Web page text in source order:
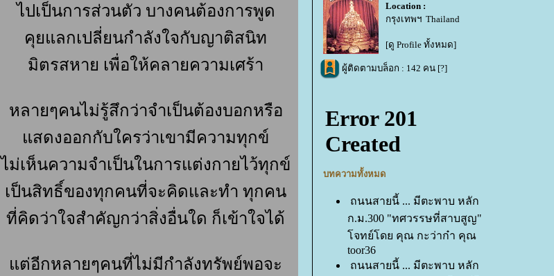
ไปเป็นการส่วนตัว บางคนต้องการพูด
คุยแลกเปลี่ยนกำลังใจกับญาติสนิท
มิตรสหาย เพื่อให้คลายความเศร้า
หลายๆคนไม่รู้สึกว่าจำเป็นต้องบอกหรือ
สดงออกกับใครว่าเขามีความทุกข์
ไม่เห็นความจำเป็นในการแต่งกายไว้ทุกข์
เป็นสิทธิ์ของทุกคนที่จะคิดและทำ ทุกคน
ที่คิดว่าใจสำคัญกว่าสิ่งอื่นใด ก็เข้าใจได้
ต่อีกหลายๆคนที่ไม่มีกำลังทรัพย์พอจะ
Location :
กรุงเทพฯ Thailand
[ดู Profile ทั้งหมด]
ผู้ติดตามบล็อก : 142 คน [?]
บทความทั้งหมด
ถนนสายนี้ ... มีตะพาบ หลัก
ก.ม.300 "ทศวรรษที่สาบสูญ"
จทย์โดย คุณ กะว่าก๋า คุณ
toor36
ถนนสายนี้ ... มีตะพาบ หลัก